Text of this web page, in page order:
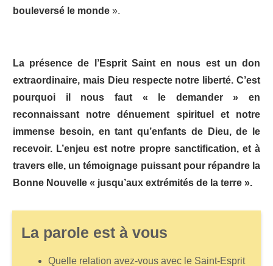
bouleversé le monde ».
La présence de l’Esprit Saint en nous est un don
extraordinaire, mais Dieu respecte notre liberté. C’est
pourquoi il nous faut « le demander » en
reconnaissant notre dénuement spirituel et notre
immense besoin, en tant qu’enfants de Dieu, de le
recevoir. L’enjeu est notre propre sanctification, et à
travers elle, un témoignage puissant pour répandre la
Bonne Nouvelle « jusqu’aux extrémités de la terre ».
La parole est à vous
Quelle relation avez-vous avec le Saint-Esprit